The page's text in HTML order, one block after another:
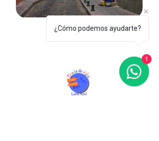
¿Cómo podemos ayudarte?
1